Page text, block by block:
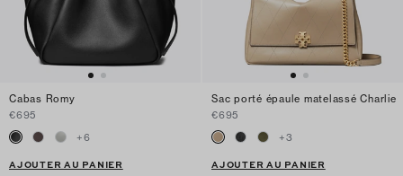
Cabas Romy
€695
+6
AJOUTER AU PANIER
Sac porté épaule matelassé Charlie
€695
+3
AJOUTER AU PANIER